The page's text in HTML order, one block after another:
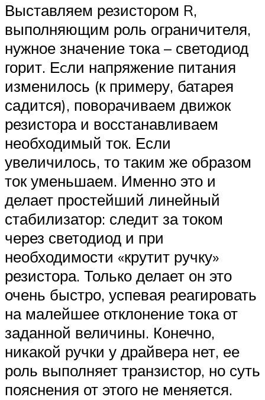
Выставляем резистором R,
выполняющим роль ограничителя,
нужное значение тока – светодиод
горит. Еcли напряжение питания
изменилось (к примеру, батарея
садится), поворачиваем движок
резистора и восстанавливаем
необходимый ток. Если
увеличилось, то таким же образом
ток уменьшаем. Именно это и
делает простейший линейный
стабилизатор: следит за током
через светодиод и при
необходимости «крутит ручку»
резистора. Только делает он это
очень быстро, успевая реагировать
на малейшее отклонение тока от
заданной величины. Конечно,
никакой ручки у драйвера нет, ее
роль выполняет транзистор, но суть
пояснения от этого не меняется.